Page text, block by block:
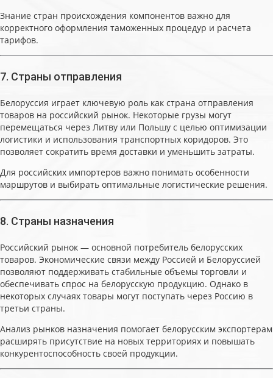
Знание стран происхождения компонентов важно для
корректного оформления таможенных процедур и расчета
тарифов.
7. Страны отправления
Белоруссия играет ключевую роль как страна отправления
товаров на российский рынок. Некоторые грузы могут
перемещаться через Литву или Польшу с целью оптимизации
логистики и использования транспортных коридоров. Это
позволяет сократить время доставки и уменьшить затраты.
Для российских импортеров важно понимать особенности
маршрутов и выбирать оптимальные логистические решения.
8. Страны назначения
Российский рынок — основной потребитель белорусских
товаров. Экономические связи между Россией и Белоруссией
позволяют поддерживать стабильные объемы торговли и
обеспечивать спрос на белорусскую продукцию. Однако в
некоторых случаях товары могут поступать через Россию в
третьи страны.
Анализ рынков назначения помогает белорусским экспортерам
расширять присутствие на новых территориях и повышать
конкурентоспособность своей продукции.